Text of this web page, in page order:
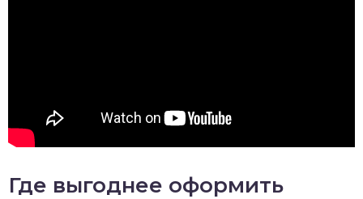
Где выгоднее оформить